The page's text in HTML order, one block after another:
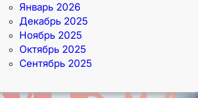
Январь 2026
Декабрь 2025
Ноябрь 2025
Октябрь 2025
Сентябрь 2025